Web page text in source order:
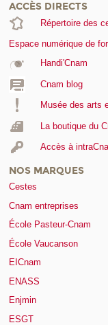
ACCÈS DIRECTS
Répertoire des
Espace numérique de
Handi'Cnam
Cnam blog
Musée des arts
La boutique du
Accès à
NOS MARQUES
Cestes
Cnam entreprises
École Pasteur-Cnam
École Vaucanson
EICnam
ENASS
Enjmin
ESGT